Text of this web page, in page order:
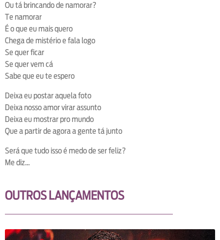
Ou tá brincando de namorar?
Te namorar
É o que eu mais quero
Chega de mistério e fala logo
Se quer ficar
Se quer vem cá
Sabe que eu te espero
Deixa eu postar aquela foto
Deixa nosso amor virar assunto
Deixa eu mostrar pro mundo
Que a partir de agora a gente tá junto
Será que tudo isso é medo de ser feliz?
Me diz…
OUTROS LANÇAMENTOS